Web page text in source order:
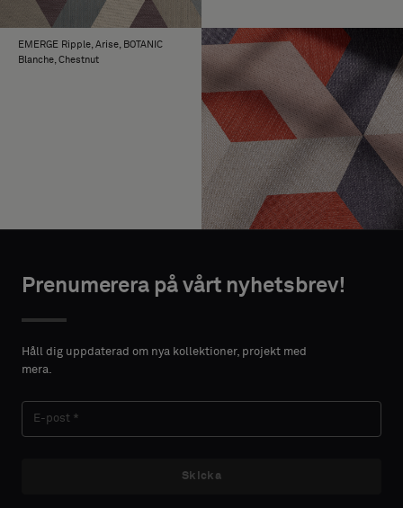
EMERGE Ripple, Arise, BOTANIC
Blanche, Chestnut
Prenumerera på vårt nyhetsbrev!
Håll dig uppdaterad om nya kollektioner, projekt med
mera.
Skicka